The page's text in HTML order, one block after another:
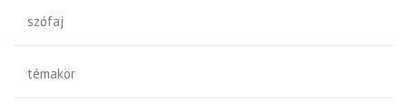
szófaj
témakör